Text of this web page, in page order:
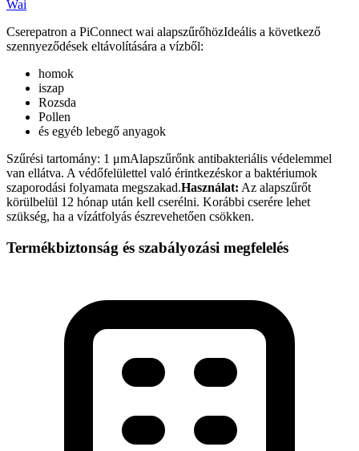
Wai
Cserepatron a PiConnect wai alapszűrőhözIdeális a következő
szennyeződések eltávolítására a vízből:
homok
iszap
Rozsda
Pollen
és egyéb lebegő anyagok
Szűrési tartomány: 1 μmAlapszűrőnk antibakteriális védelemmel
van ellátva. A védőfelülettel való érintkezéskor a baktériumok
szaporodási folyamata megszakad.Használat: Az alapszűrőt
körülbelül 12 hónap után kell cserélni. Korábbi cserére lehet
szükség, ha a vízátfolyás észrevehetően csökken.
Termékbiztonság és szabályozási megfelelés